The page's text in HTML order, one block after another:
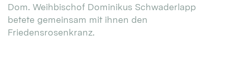
Dom. Weihbischof Dominikus Schwaderlapp
betete gemeinsam mit ihnen den
Friedensrosenkranz.